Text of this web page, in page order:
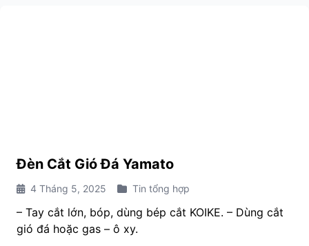
Đèn Cắt Gió Đá Yamato
4 Tháng 5, 2025 Tin tổng hợp
– Tay cắt lớn, bóp, dùng bép cắt KOIKE. – Dùng cắt
gió đá hoặc gas – ô xy.